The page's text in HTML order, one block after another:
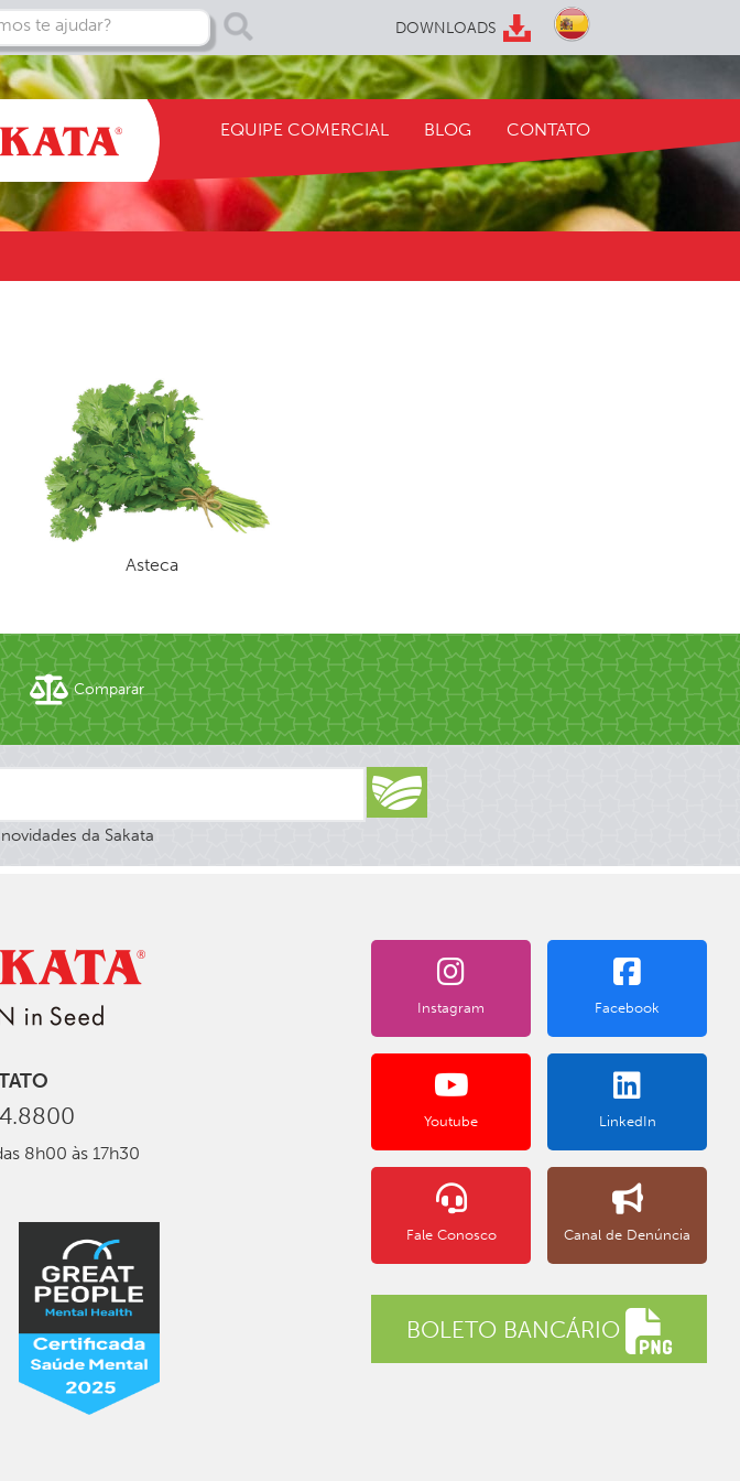
te ajudar? DOWNLOADS
EQUIPE COMERCIAL BLOG CONTATO
Asteca
Comparar
da Sakata
8h00 às 17h30
Instagram Facebook
Youtube LinkedIn
Fale Conosco Canal de Denúncia
BOLETO BANCÁRIO